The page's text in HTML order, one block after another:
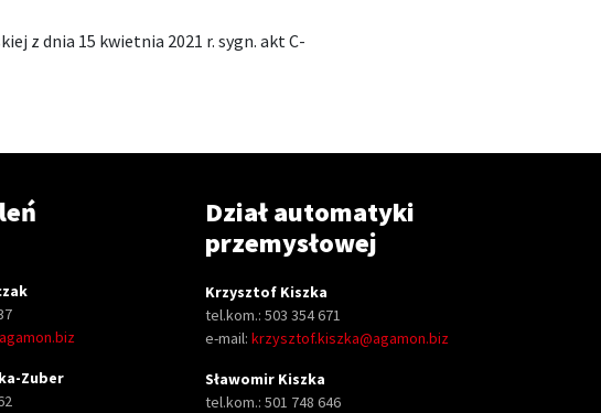
z dnia 15 kwietnia 2021 r. sygn. akt C-
Zuber
Dział automatyki
przemysłowej
Krzysztof Kiszka
tel.kom.: 503 354 671
e-mail: krzysztof.kiszka@agamon.biz
Sławomir Kiszka
tel.kom.: 501 748 646